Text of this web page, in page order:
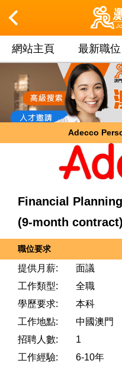
網站主頁 最新職位
Adecco
Financial
(9-month contract)
職位要求
提供月薪:
面議
工作類型:
全職
學歷要求:
本科
工作地點:
中國澳門
招聘人數:
1
工作經驗:
6-10年